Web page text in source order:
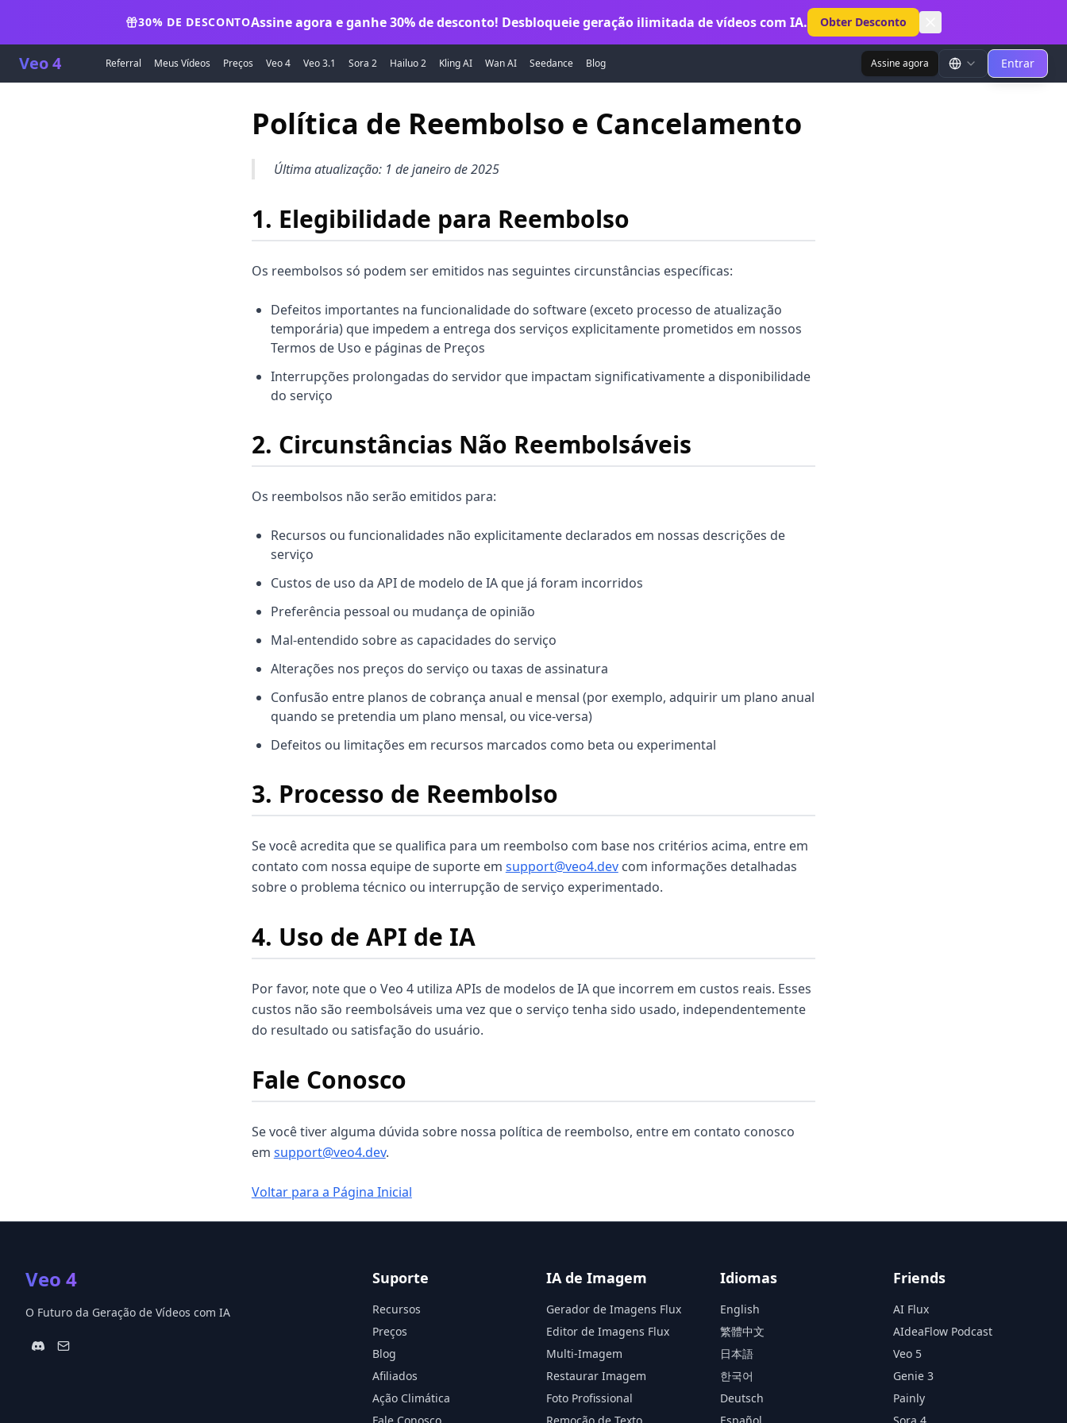
30% DE DESCONTOAssine agora e ganhe 30% de desconto! Desbloqueie geração ilimitada de vídeos com IA. Obter Desconto
Veo 4 Referral Meus Vídeos Preços Veo 4 Veo 3.1 Sora 2 Hailuo 2 Kling AI Wan AI Seedance Blog Assine agora Entrar
Política de Reembolso e Cancelamento
Última atualização: 1 de janeiro de 2025
1. Elegibilidade para Reembolso
Os reembolsos só podem ser emitidos nas seguintes circunstâncias específicas:
Defeitos importantes na funcionalidade do software (exceto processo de atualização
temporária) que impedem a entrega dos serviços explicitamente prometidos em nossos
Termos de Uso e páginas de Preços
Interrupções prolongadas do servidor que impactam significativamente a disponibilidade
do serviço
2. Circunstâncias Não Reembolsáveis
Os reembolsos não serão emitidos para:
Recursos ou funcionalidades não explicitamente declarados em nossas descrições de
serviço
Custos de uso da API de modelo de IA que já foram incorridos
Preferência pessoal ou mudança de opinião
Mal-entendido sobre as capacidades do serviço
Alterações nos preços do serviço ou taxas de assinatura
Confusão entre planos de cobrança anual e mensal (por exemplo, adquirir um plano anual
quando se pretendia um plano mensal, ou vice-versa)
Defeitos ou limitações em recursos marcados como beta ou experimental
3. Processo de Reembolso
Se você acredita que se qualifica para um reembolso com base nos critérios acima, entre em
contato com nossa equipe de suporte em support@veo4.devcom informações detalhadas
sobre o problema técnico ou interrupção de serviço experimentado.
4. Uso de API de IA
Por favor, note que o Veo 4 utiliza APIs de modelos de IA que incorrem em custos reais. Esses
custos não são reembolsáveis uma vez que o serviço tenha sido usado, independentemente
do resultado ou satisfação do usuário.
Fale Conosco
Se você tiver alguma dúvida sobre nossa política de reembolso, entre em contato conosco
em support@veo4.dev.
Voltar para a Página Inicial
Veo 4
O Futuro da Geração de Vídeos com IA
Suporte
Recursos
Preços
Blog
Afiliados
Ação Climática
IA de Imagem
Gerador de Imagens Flux
Editor de Imagens Flux
Multi-Imagem
Restaurar Imagem
Foto Profissional
Idiomas
English
繁體中文
日本語
한국어
Deutsch
Friends
AI Flux
AIdeaFlow Podcast
Veo 5
Genie 3
Painly